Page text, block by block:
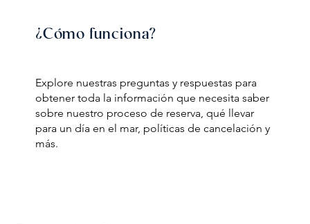
¿Cómo funciona?
Explore nuestras preguntas y respuestas para
obtener toda la información que necesita saber
sobre nuestro proceso de reserva, qué llevar
para un día en el mar, políticas de cancelación y
más.